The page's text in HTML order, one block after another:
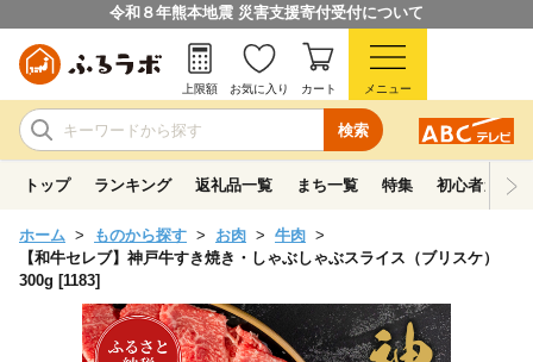
令和８年熊本地震 災害支援寄付受付について
検索
上限額 お気に入り カート メニュー
トップ ランキング 返礼品一覧 まち一覧 特集 初心者ガイド
ホーム ものから探す お肉
牛肉
【和牛セレブ】神戸牛すき焼き・しゃぶしゃぶスライス（ブリスケ）
300g [1183]